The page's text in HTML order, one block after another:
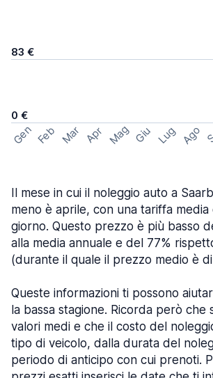
83 €
0 €
Gen Feb Mar Apr Mag Giu Lug Ago
Il mese in cui il noleggio auto a
meno è aprile, con una tariffa media
giorno. Questo prezzo è più basso
alla media annuale e del 77%
(durante il quale il prezzo medio è di
Queste informazioni ti possono
la bassa stagione. Ricorda però che
valori medi e che il costo del
tipo di veicolo, dalla durata del
periodo di anticipo con cui prenoti.